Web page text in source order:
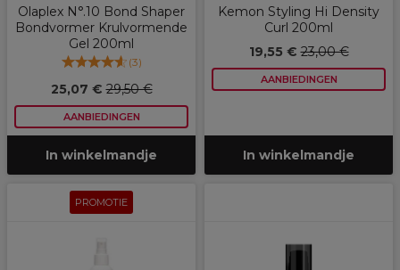
Olaplex N°.10 Bond Shaper
Bondvormer Krulvormende
Gel 200ml
(3)
25,07 €29,50 €
AANBIEDINGEN
In winkelmandje
Kemon Styling Hi Density
Curl 200ml
19,55 €23,00 €
AANBIEDINGEN
In winkelmandje
PROMOTIE